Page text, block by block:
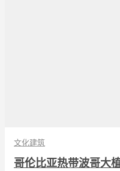
文化建筑
哥伦比亚热带波哥大